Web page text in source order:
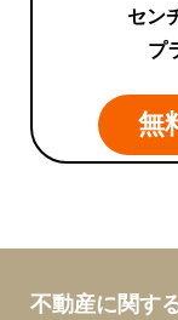
セン
プ
無
不動産に関す